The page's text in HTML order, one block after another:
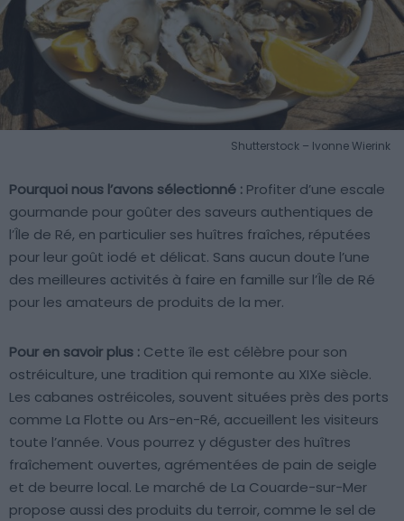
Shutterstock – Ivonne Wierink
Pourquoi nous l’avons sélectionné : Profiter d’une escale
gourmande pour goûter des saveurs authentiques de
l’Île de Ré, en particulier ses huîtres fraîches, réputées
pour leur goût iodé et délicat. Sans aucun doute l’une
des meilleures activités à faire en famille sur l’Île de Ré
pour les amateurs de produits de la mer.
Pour en savoir plus : Cette île est célèbre pour son
ostréiculture, une tradition qui remonte au XIXe siècle.
Les cabanes ostréicoles, souvent situées près des ports
comme La Flotte ou Ars-en-Ré, accueillent les visiteurs
toute l’année. Vous pourrez y déguster des huîtres
fraîchement ouvertes, agrémentées de pain de seigle
et de beurre local. Le marché de La Couarde-sur-Mer
propose aussi des produits du terroir, comme le sel de